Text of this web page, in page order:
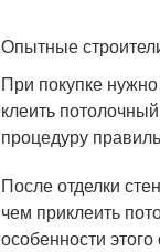
Опытные
При покупке
клеить
процедуру
После отделки
чем приклеить
особенности